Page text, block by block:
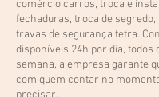
comércio,carros, troca e
fechaduras, troca de
travas de segurança tetra.
disponíveis 24h por dia, todos
semana, a empresa garante
com quem contar no